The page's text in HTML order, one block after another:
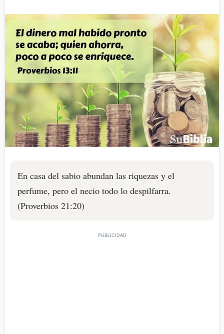
En casa del sabio abundan las riquezas y el
perfume, pero el necio todo lo despilfarra.
(Proverbios 21:20)